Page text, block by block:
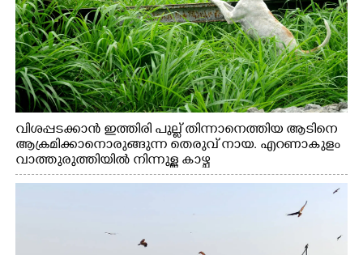
വിശപ്പടക്കാൻ ഇത്തിരി പുല്ല് തിന്നാനെത്തിയ ആടിനെ
ആക്രമിക്കാനൊരുങ്ങുന്ന തെരുവ് നായ. എറണാകുളം
വാത്തുരുത്തിയിൽ നിന്നുള്ള കാഴ്ച